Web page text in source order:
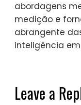
abordagens
medição e
abrangente
inteligência
Leave a